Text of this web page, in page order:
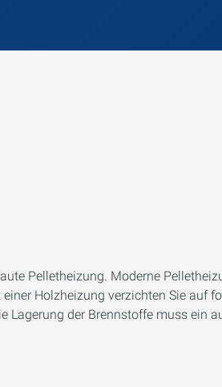
Pelletheizung. Moderne
Holzheizung verzichten Sie auf
Lagerung der Brennstoffe muss ein